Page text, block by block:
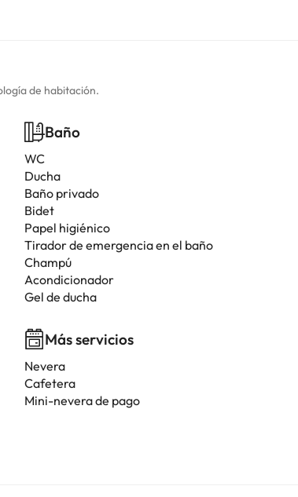
de habitación.
Baño
WC
Ducha
Baño privado
Bidet
Papel higiénico
Tirador de emergencia en el baño
Champú
Acondicionador
Gel de ducha
Más servicios
Nevera
Cafetera
Mini-nevera de pago